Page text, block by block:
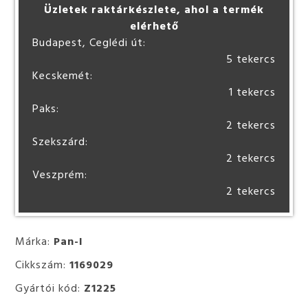
Márka: Pan-I
Cikkszám:1169029
Gyártói kód: Z1225
Üzletek raktárkészlete, ahol a termék
elérhető
Budapest, Ceglédi út:
5 tekercs
Kecskemét:
1 tekercs
Paks:
2 tekercs
Szekszárd:
2 tekercs
Veszprém:
2 tekercs